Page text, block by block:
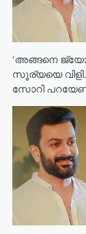
‘അങ്ങനെ
സൂര്യയെ
സോറി